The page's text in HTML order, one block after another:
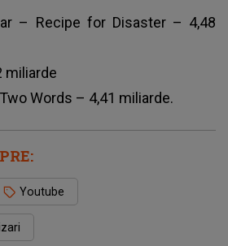
– Recipe for Disaster – 4,48
miliarde
Words – 4,41 miliarde.
Youtube